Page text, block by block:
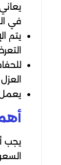
في
يتم
يعمل
يجب